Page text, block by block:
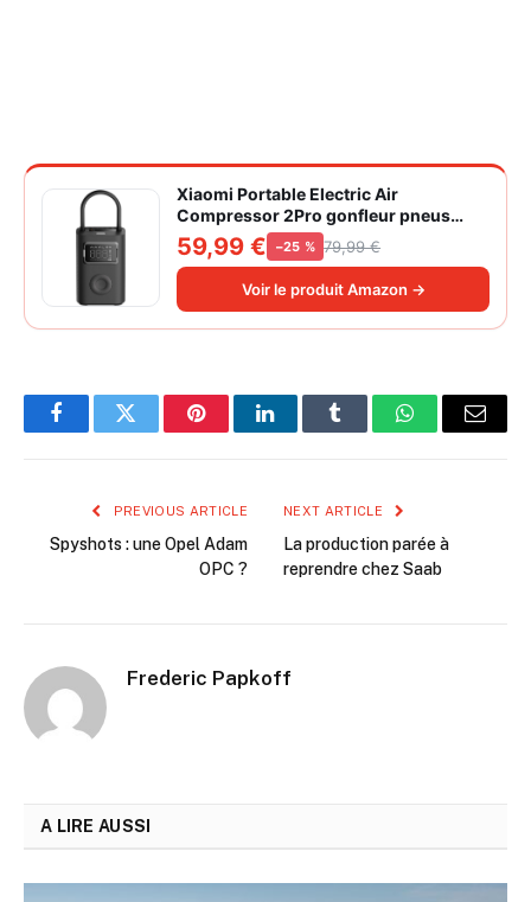
Xiaomi Portable Electric Air
Compressor 2Pro gonfleur pneus
voiture | ±1PSI Contrôle pression
pneus, 45s gonflage rapide, batterie
longue durée, avec éclairage, grand
cylindre à air 27 mm
59,99 € −25 % 79,99 €
Voir le produit Amazon →
FacebookTwitter PinterestLinkedInTumblr WhatsAppEmail
PREVIOUS ARTICLE
Spyshots : une Opel Adam
OPC ?
NEXT ARTICLE
La production parée à
reprendre chez Saab
Frederic Papkoff
A LIRE AUSSI